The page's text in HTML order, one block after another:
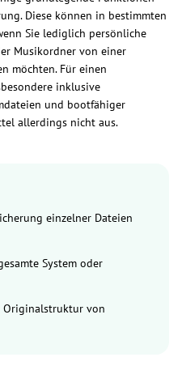
Diese können in bestimmten
Sie lediglich persönliche
Musikordner von einer
möchten. Für einen
inklusive
und bootfähiger
allerdings nicht aus.
einzelner Dateien
System oder
Originalstruktur von